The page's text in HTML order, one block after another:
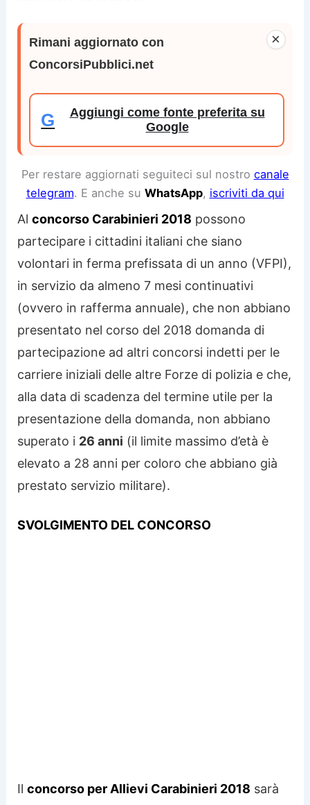
×
Rimani aggiornato con
ConcorsiPubblici.net
G
Aggiungi come fonte preferita su
Google
Per restare aggiornati seguiteci sul nostro canale
telegram. E anche su WhatsApp, iscriviti da qui
Alconcorso Carabinieri 2018 possono
partecipare i cittadini italiani che siano
volontari in ferma prefissata di un anno (VFPI),
in servizio da almeno 7 mesi continuativi
(ovvero in rafferma annuale), che non abbiano
presentato nel corso del 2018 domanda di
partecipazione ad altri concorsi indetti per le
carriere iniziali delle altre Forze di polizia e che,
alla data di scadenza del termine utile per la
presentazione della domanda, non abbiano
superato i 26 anni (il limite massimo d’età è
elevato a 28 anni per coloro che abbiano già
prestato servizio militare).
SVOLGIMENTO DEL CONCORSO
Ilconcorso per Allievi Carabinieri 2018 sarà